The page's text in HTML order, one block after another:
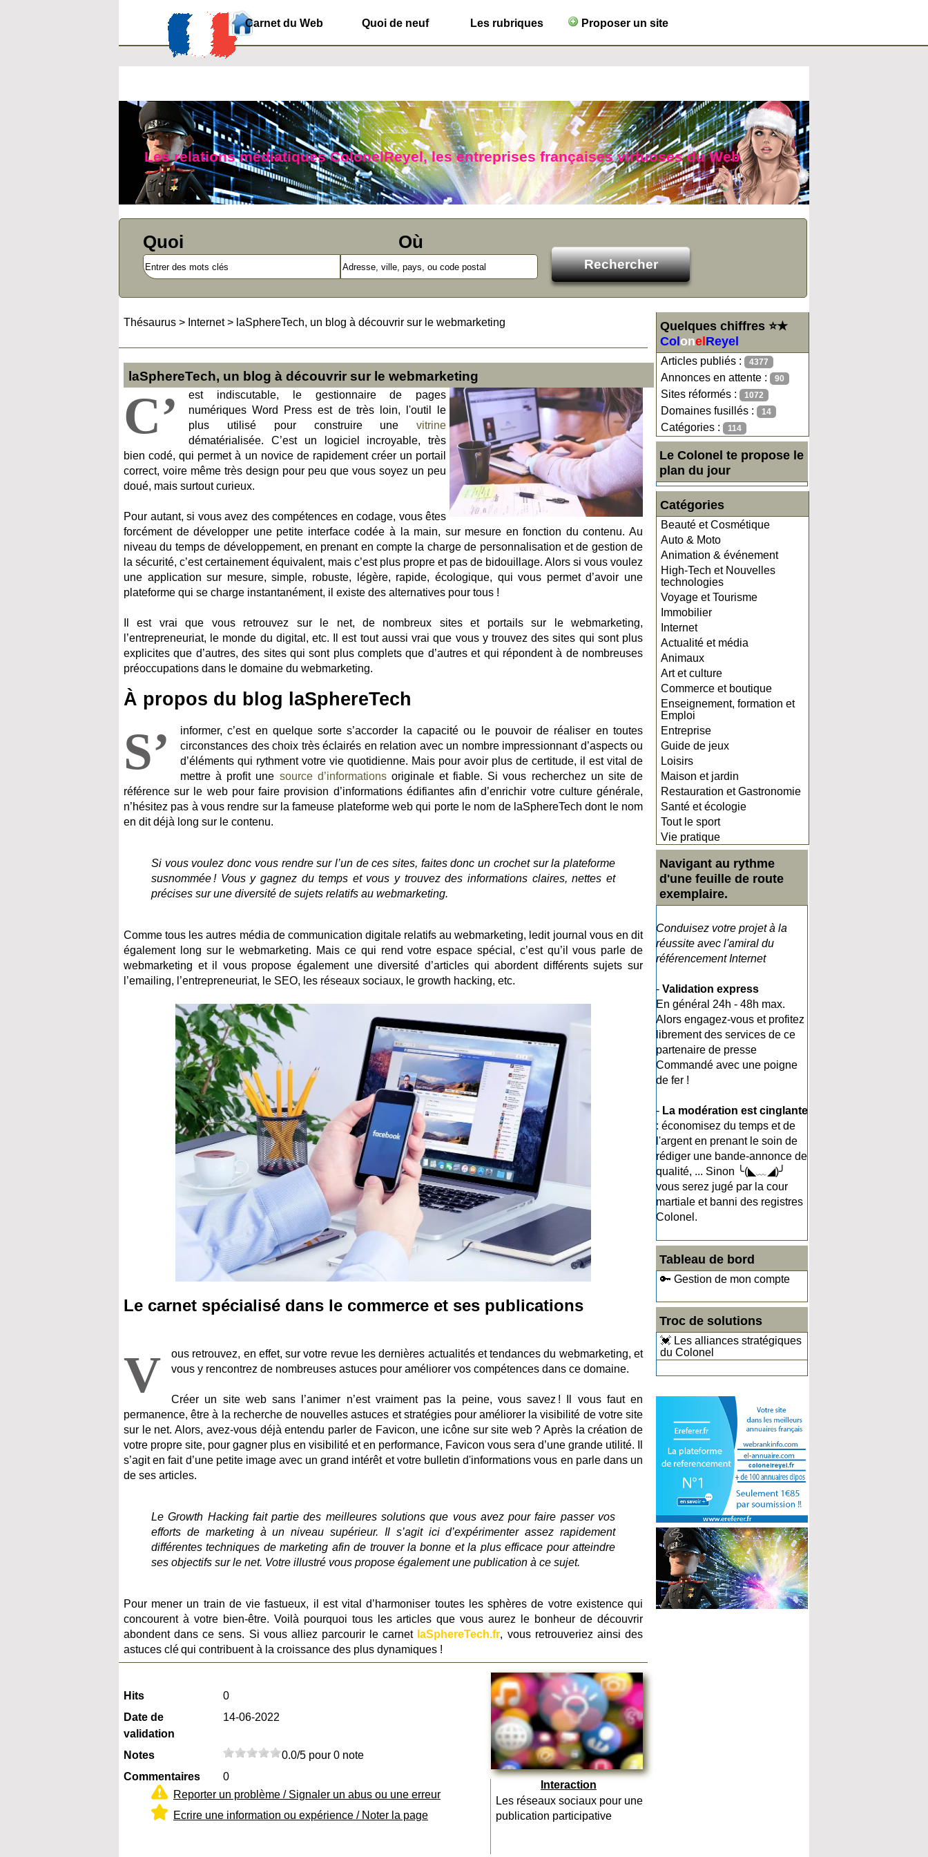
Carnet du Web Quoi de neuf Les rubriques Proposer un site
Les relations médiatiques ColonelReyel, les entreprises françaises virtuoses du Web
Quoi Où
Quelques chiffres ⭐★
Col onel Reyel
Articles publiés : 4377
Annonces en attente : 90
Sites réformés : 1072
Domaines fusillés : 14
Catégories : 114
Le Colonel te propose le
plan du jour
Catégories
Beauté et Cosmétique
Auto & Moto
Animation & événement
High-Tech et Nouvelles
technologies
Voyage et Tourisme
Immobilier
Internet
Actualité et média
Animaux
Art et culture
Commerce et boutique
Enseignement, formation et
Emploi
Entreprise
Guide de jeux
Loisirs
Maison et jardin
Restauration et Gastronomie
Santé et écologie
Tout le sport
Vie pratique
Navigant au rythme
d'une feuille de route
exemplaire.
Conduisez votre projet à la
réussite avec l'amiral du
référencement Internet
- Validation express
En général 24h - 48h max.
Alors engagez-vous et profitez
librement des services de ce
partenaire de presse
Commandé avec une poigne
de fer !
- La modération est cinglante
: économisez du temps et de
l'argent en prenant le soin de
rédiger une bande-annonce de
qualité, ... Sinon ╰(◣﹏◢)╯
vous serez jugé par la cour
martiale et banni des registres
Colonel.
Tableau de bord
🔑 Gestion de mon compte
Troc de solutions
💓 Les alliances stratégiques
du Colonel
Thésaurus > Internet> laSphereTech, un blog à découvrir sur le webmarketing
laSphereTech, un blog à découvrir sur le webmarketing
C’
est indiscutable, le gestionnaire de pages
numériques Word Press est de très loin, l'outil le
plus utilisé pour construire unevitrine
dématérialisée. C’est un logiciel incroyable, très
bien codé, qui permet à un novice de rapidement créer un portail
correct, voire même très design pour peu que vous soyez un peu
doué, mais surtout curieux.
Pour autant, si vous avez des compétences en codage, vous êtes
forcément de développer une petite interface codée à la main, sur mesure en fonction du contenu. Au
niveau du temps de développement, en prenant en compte la charge de personnalisation et de gestion de
la sécurité, c’est certainement équivalent, mais c’est plus propre et pas de bidouillage. Alors si vous voulez
une application sur mesure, simple, robuste, légère, rapide, écologique, qui vous permet d’avoir une
plateforme qui se charge instantanément, il existe des alternatives pour tous !
Il est vrai que vous retrouvez sur le net, de nombreux sites et portails sur le webmarketing,
l’entrepreneuriat, le monde du digital, etc. Il est tout aussi vrai que vous y trouvez des sites qui sont plus
explicites que d’autres, des sites qui sont plus complets que d’autres et qui répondent à de nombreuses
préoccupations dans le domaine du webmarketing.
À propos du blog laSphereTech
S’
informer, c’est en quelque sorte s’accorder la capacité ou le pouvoir de réaliser en toutes
circonstances des choix très éclairés en relation avec un nombre impressionnant d’aspects ou
d’éléments qui rythment votre vie quotidienne. Mais pour avoir plus de certitude, il est vital de
mettre à profit une source d’informationsoriginale et fiable. Si vous recherchez un site de
référence sur le web pour faire provision d’informations édifiantes afin d’enrichir votre culture générale,
n’hésitez pas à vous rendre sur la fameuse plateforme web qui porte le nom de laSphereTech dont le nom
en dit déjà long sur le contenu.
Si vous voulez donc vous rendre sur l’un de ces sites, faites donc un crochet sur la plateforme
susnommée ! Vous y gagnez du temps et vous y trouvez des informations claires, nettes et
précises sur une diversité de sujets relatifs au webmarketing.
Comme tous les autres média de communication digitale relatifs au webmarketing, ledit journal vous en dit
également long sur le webmarketing. Mais ce qui rend votre espace spécial, c’est qu’il vous parle de
webmarketing et il vous propose également une diversité d’articles qui abordent différents sujets sur
l’emailing, l’entrepreneuriat, le SEO, les réseaux sociaux, le growth hacking, etc.
Le carnet spécialisé dans le commerce et ses publications
V
ous retrouvez, en effet, sur votre revue les dernières actualités et tendances du webmarketing, et
vous y rencontrez de nombreuses astuces pour améliorer vos compétences dans ce domaine.
Créer un site web sans l’animer n’est vraiment pas la peine, vous savez ! Il vous faut en
permanence, être à la recherche de nouvelles astuces et stratégies pour améliorer la visibilité de votre site
sur le net. Alors, avez-vous déjà entendu parler de Favicon, une icône sur site web ? Après la création de
votre propre site, pour gagner plus en visibilité et en performance, Favicon vous sera d’une grande utilité. Il
s’agit en fait d’une petite image avec un grand intérêt et votre bulletin d'informations vous en parle dans un
de ses articles.
Le Growth Hacking fait partie des meilleures solutions que vous avez pour faire passer vos
efforts de marketing à un niveau supérieur. Il s’agit ici d’expérimenter assez rapidement
différentes techniques de marketing afin de trouver la bonne et la plus efficace pour atteindre
ses objectifs sur le net. Votre illustré vous propose également une publication à ce sujet.
Pour mener un train de vie fastueux, il est vital d’harmoniser toutes les sphères de votre existence qui
concourent à votre bien-être. Voilà pourquoi tous les articles que vous aurez le bonheur de découvrir
abondent dans ce sens. Si vous alliez parcourir le carnet laSphereTech.fr, vous retrouveriez ainsi des
astuces clé qui contribuent à la croissance des plus dynamiques !
Hits
0
Date de
validation
14-06-2022
Notes
0.0/5 pour 0 note
Commentaires
0
Reporter un problème / Signaler un abus ou une erreur
Ecrire une information ou expérience / Noter la page
Interaction
Les réseaux sociaux pour une
publication participative